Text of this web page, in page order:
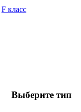
F класс
Выберите тип